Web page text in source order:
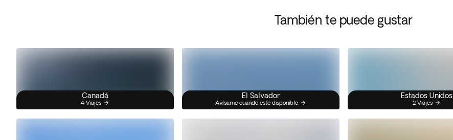
También te puede gustar
Canadá
4 Viajes
El Salvador
Avísame cuando esté disponible
Estados Unidos
2 Viajes